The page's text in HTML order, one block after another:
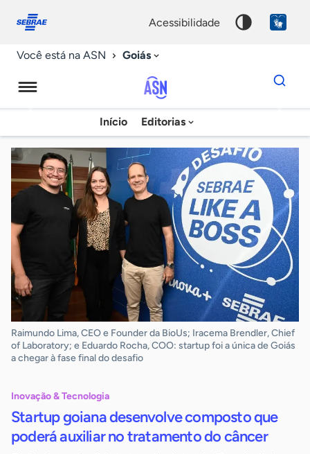
conosco
acessibilidade
Você está na ASN Goiás
Agência
Sebrae
de
Notícias
Início Editorias
Dados
para
chave
Raimundo Lima, CEO e Founder da BioUs; Iracema Brendler, Chief
of Laboratory; e Eduardo Rocha, COO: startup foi a única de Goiás
a chegar à fase final do desafio
Inovação & Tecnologia
Startup goiana desenvolve composto que
poderá auxiliar no tratamento do câncer